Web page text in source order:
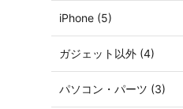
iPhone (5)
ガジェット以外 (4)
パソコン・パーツ (3)